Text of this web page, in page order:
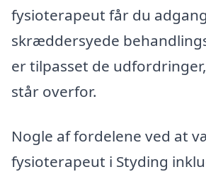
fysioterapeut får du
skræddersyede
er tilpasset de
står overfor.
Nogle af fordelene ved at
fysioterapeut i Styding